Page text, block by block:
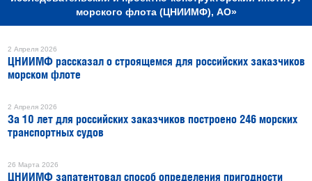
морского флота (ЦНИИМФ), АО»
2 Апреля 2026
ЦНИИМФ рассказал о строящемся для российских заказчиков
морском флоте
2 Апреля 2026
За 10 лет для российских заказчиков построено 246 морских
транспортных судов
26 Марта 2026
ЦНИИМФ запатентовал способ определения пригодности